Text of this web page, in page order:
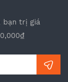
bạn trị giá